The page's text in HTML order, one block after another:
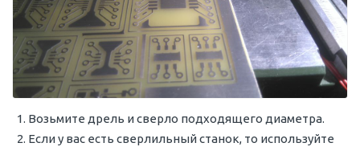
Возьмите дрель и сверло подходящего диаметра.
Если у вас есть сверлильный станок, то используйте